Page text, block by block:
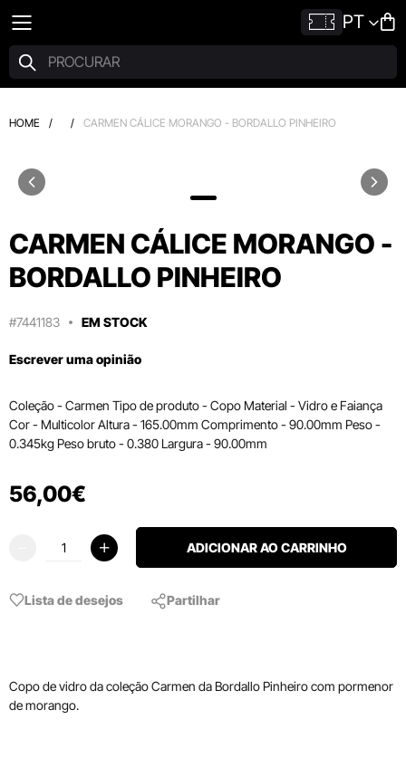
PT
HOME / / CARMEN CÁLICE MORANGO - BORDALLO PINHEIRO
CARMEN CÁLICE MORANGO -
BORDALLO PINHEIRO
#7441183 EM STOCK
Escrever uma opinião
Coleção - Carmen Tipo de produto - Copo Material - Vidro e Faiança
Cor - Multicolor Altura - 165.00mm Comprimento - 90.00mm Peso -
0.345kg Peso bruto - 0.380 Largura - 90.00mm
56,00€
ADICIONAR AO CARRINHO
Lista de desejos Partilhar
Copo de vidro da coleção Carmen da Bordallo Pinheiro com pormenor
de morango.